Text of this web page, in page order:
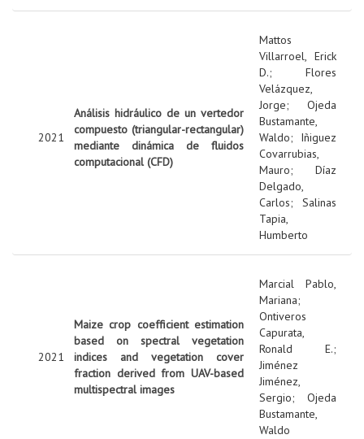
2021
Análisis hidráulico de un vertedor
compuesto (triangular-rectangular)
mediante dinámica de fluidos
computacional (CFD)
Mattos
Villarroel, Erick
D.; Flores
Velázquez,
Jorge; Ojeda
Bustamante,
Waldo; Iñiguez
Covarrubias,
Mauro; Díaz
Delgado,
Carlos; Salinas
Tapia,
Humberto
2021
Maize crop coefficient estimation
based on spectral vegetation
indices and vegetation cover
fraction derived from UAV-based
multispectral images
Marcial Pablo,
Mariana;
Ontiveros
Capurata,
Ronald E.;
Jiménez
Jiménez,
Sergio; Ojeda
Bustamante,
Waldo